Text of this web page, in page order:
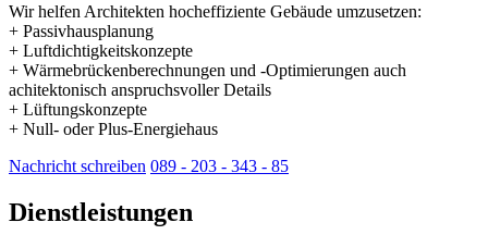
Wir helfen Architekten hocheffiziente Gebäude umzusetzen:
+ Passivhausplanung
+ Luftdichtigkeitskonzepte
+ Wärmebrückenberechnungen und -Optimierungen auch
achitektonisch anspruchsvoller Details
+ Lüftungskonzepte
+ Null- oder Plus-Energiehaus
Nachricht schreiben 089 - 203 - 343 - 85
Dienstleistungen